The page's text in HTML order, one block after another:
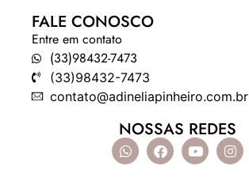
FALE CONOSCO
Entre em contato
(33)98432-7473
(33)98432-7473
contato@adineliapinheiro.com.br
NOSSAS REDES